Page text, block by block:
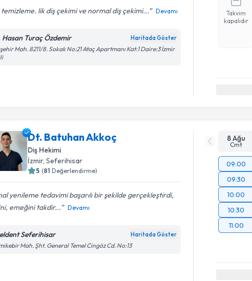
temizleme. lik diş çekimi ve normal diş çekimi... Devamı
Hasan Turaç Özdemir Haritada Göster
Mah. 8211/8. Sokak No:21 Ataç Apartmanı Kat:1 Daire:3 İzmir
Takvim
kapalıdır
Dt. Batuhan Akkoç
Diş Hekimi
İzmir, Seferihisar
5 (81 Değerlendirme)
yenileme tedavimi başarılı bir şekilde gerçekleştirdi,
emeğini takdir...
Devamı
Seferihisar Haritada Göster
Mah. Şht. General Temel Cingöz Cd. No:13
8 Ağu
Cmt
09:00
09:30
10:00
10:30
11:00